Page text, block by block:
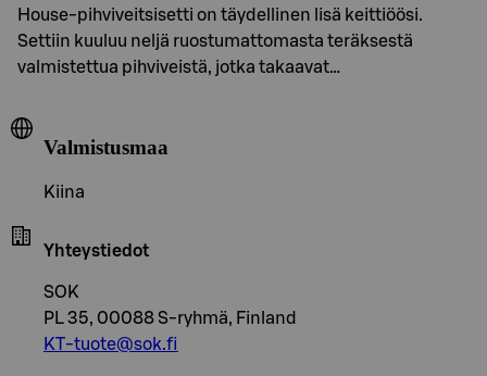
House-pihviveitsisetti on täydellinen lisä keittiöösi.
Settiin kuuluu neljä ruostumattomasta teräksestä
valmistettua pihviveistä, jotka takaavat…
Valmistusmaa
Kiina
Yhteystiedot
SOK
PL 35, 00088 S-ryhmä, Finland
KT-tuote@sok.fi